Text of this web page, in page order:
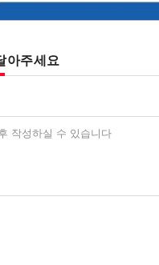
아주세요
작성하실 수 있습니다